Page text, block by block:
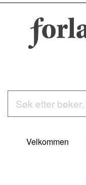
Velkommen